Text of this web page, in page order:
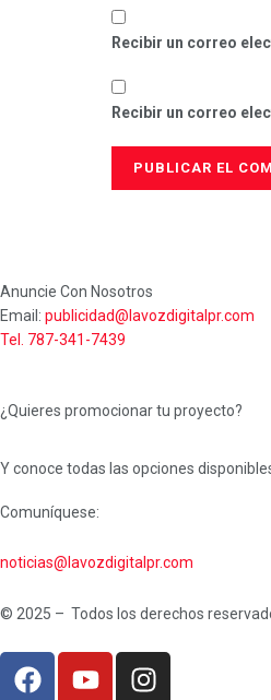
Recibir un correo
Recibir un correo
Anuncie Con Nosotros
Email: publicidad@lavozdigitalpr.com
Tel. 787-341-7439
¿Quieres promocionar tu proyecto?
Y conoce todas las opciones
Comuníquese:
noticias@lavozdigitalpr.com
© 2025 – Todos los derechos